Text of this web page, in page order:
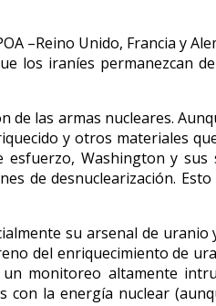
–Reino Unido, Francia y
los iraníes permanezcan
las armas nucleares.
y otros materiales
Washington y
de desnuclearización.
su arsenal de
del enriquecimiento de
monitoreo altamente
con la energía nuclear